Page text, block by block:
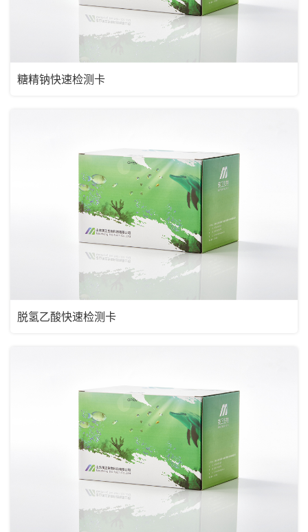
糖精钠快速检测卡
脱氢乙酸快速检测卡